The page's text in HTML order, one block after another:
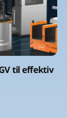
til effektiv